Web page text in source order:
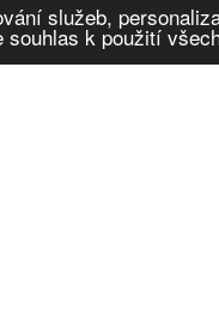
služeb,
souhlas k použití
spouštěče kompaktní